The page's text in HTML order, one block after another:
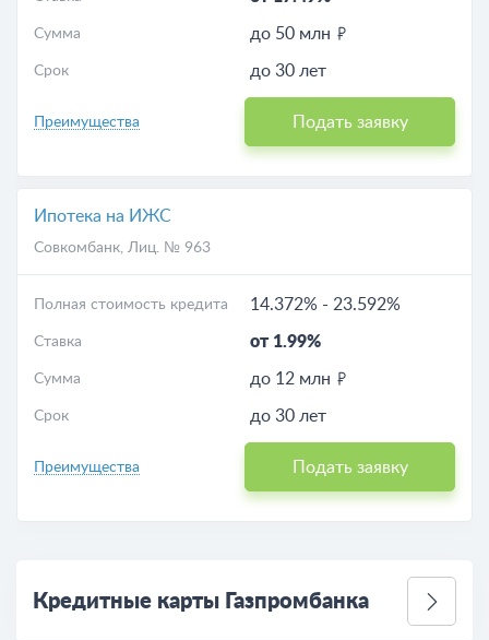
Сумма до 50 млн
Срок до 30 лет
Преимущества Подать заявку
Ипотека на ИЖС
Совкомбанк, Лиц. № 963
Полная стоимость кредита 14.372% - 23.592%
Ставка от 1.99%
Сумма до 12 млн
Срок до 30 лет
Преимущества Подать заявку
Кредитные карты Газпромбанка